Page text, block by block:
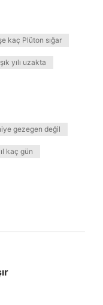
kaç Plüton sığar
yılı uzakta
gezegen değil
kaç gün